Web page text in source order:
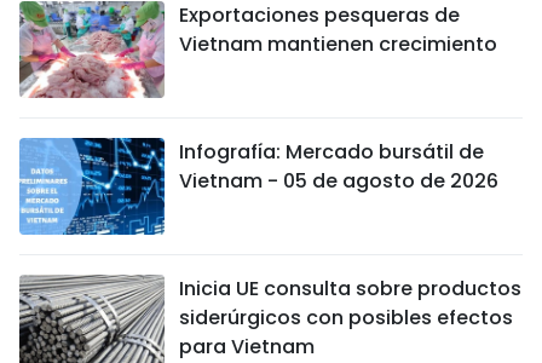
Exportaciones pesqueras de
Vietnam mantienen crecimiento
Infografía: Mercado bursátil de
Vietnam - 05 de agosto de 2026
Inicia UE consulta sobre productos
siderúrgicos con posibles efectos
para Vietnam